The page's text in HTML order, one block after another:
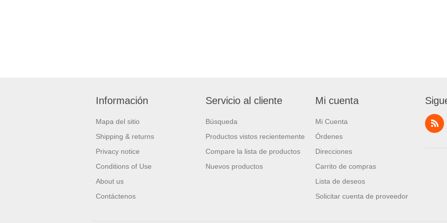
Información
Mapa del sitio
Shipping & returns
Privacy notice
Conditions of Use
About us
Contáctenos
Servicio al cliente
Búsqueda
Productos vistos recientemente
Compare la lista de productos
Nuevos productos
Mi cuenta
Mi Cuenta
Órdenes
Direcciones
Carrito de compras
Lista de deseos
Solicitar cuenta de proveedor